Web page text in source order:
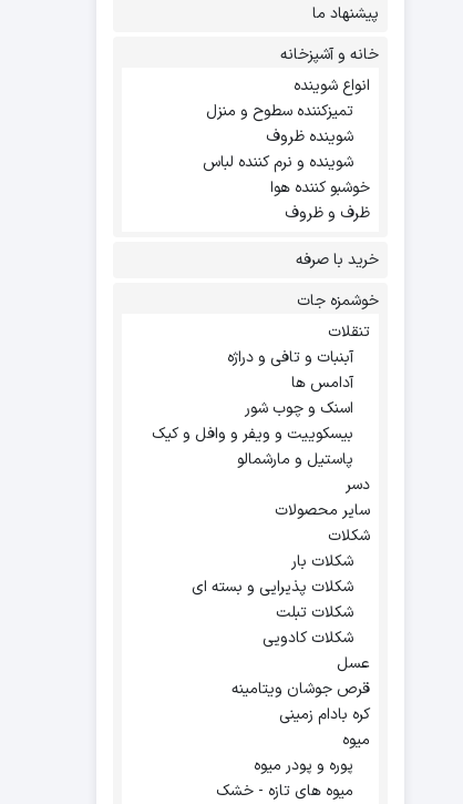
پیشنهاد ما
خانه و آشپزخانه
انواع شوینده
تمیزکننده سطوح و منزل
شوینده ظروف
شوینده و نرم کننده لباس
خوشبو کننده هوا
ظرف و ظروف
خرید با صرفه
خوشمزه جات
تنقلات
آبنبات و تافی و دراژه
آدامس ها
اسنک و چوب شور
بیسکوییت و ویفر و وافل و کیک
پاستیل و مارشمالو
دسر
سایر محصولات
شکلات
شکلات بار
شکلات پذیرایی و بسته ای
شکلات تبلت
شکلات کادویی
عسل
قرص جوشان ویتامینه
کره بادام زمینی
میوه
پوره و پودر میوه
میوه های تازه - خشک